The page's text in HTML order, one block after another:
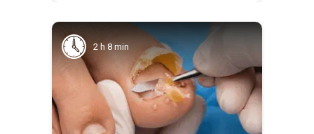
2 h 8 min